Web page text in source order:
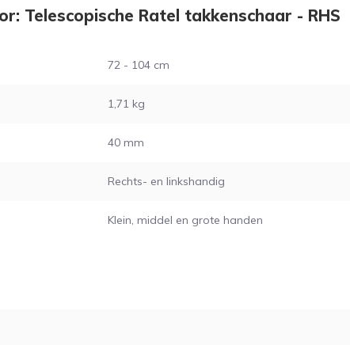
Telescopische Ratel takkenschaar - RHS
72 - 104 cm
1,71 kg
40 mm
Rechts- en linkshandig
Klein, middel en grote handen